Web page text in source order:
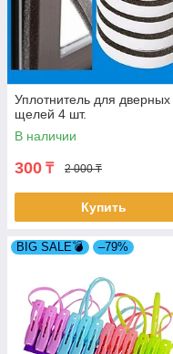
Уплотнитель для дверных
щелей 4 шт.
В наличии
300 ₸ 2 000 ₸
Купить
BIG SALE💣 –79%